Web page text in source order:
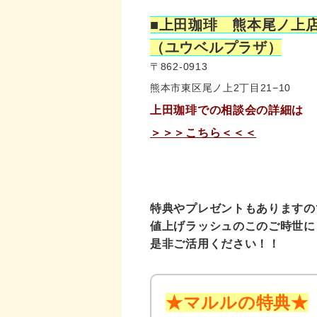
■上田珈琲 熊本尾ノ上
（ユウベルプラザ）
〒862-0913
熊本市東区尾ノ上2丁目21−10
上田珈琲での相談会の詳細は
＞＞＞こちら＜＜＜
特典やプレゼントもあります
値上げラッシュのこのご時世に
是非ご活用ください！！
★マルルの特典★